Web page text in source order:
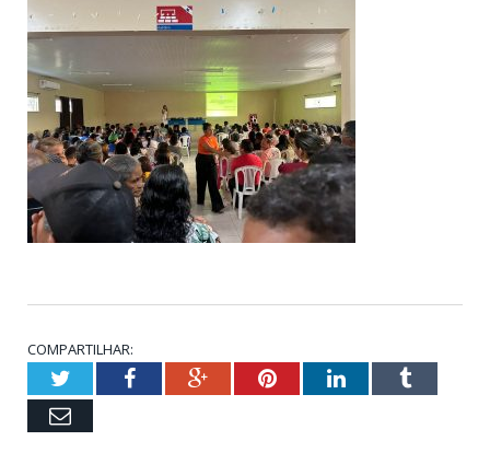
COMPARTILHAR:
TwitterFacebookGoogle+PinterestLinkedInTumblr
Email